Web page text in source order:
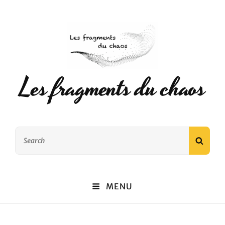
Les fragments du chaos
MENU